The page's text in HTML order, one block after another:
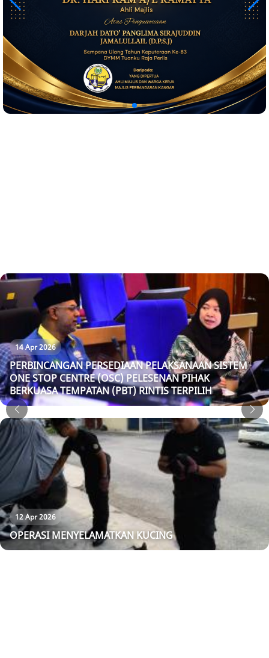
14 Apr 2026
PERBINCANGAN PERSEDIAAN PELAKSANAAN SISTEM
ONE STOP CENTRE (OSC) PELESENAN PIHAK
BERKUASA TEMPATAN (PBT) RINTIS TERPILIH
12 Apr 2026
OPERASI MENYELAMATKAN KUCING